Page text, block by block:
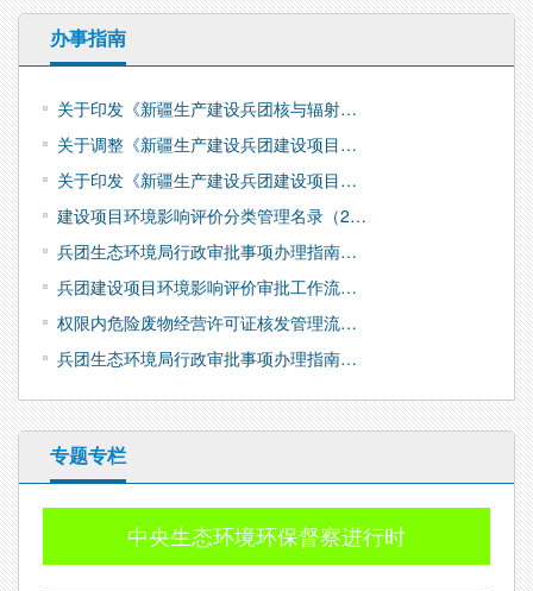
办事指南
关于印发《新疆生产建设兵团核与辐射…
关于调整《新疆生产建设兵团建设项目…
关于印发《新疆生产建设兵团建设项目…
建设项目环境影响评价分类管理名录（2…
兵团生态环境局行政审批事项办理指南…
兵团建设项目环境影响评价审批工作流…
权限内危险废物经营许可证核发管理流…
兵团生态环境局行政审批事项办理指南…
专题专栏
中央生态环境环保督察进行时